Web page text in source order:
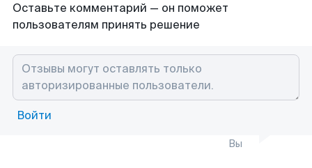
Оставьте комментарий — он поможет
пользователям принять решение
Войти
Вы